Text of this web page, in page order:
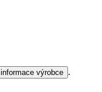
informace výrobce .